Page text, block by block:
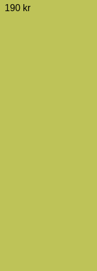
190 kr